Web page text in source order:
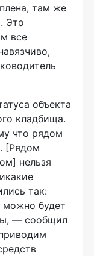
там же
Это
все
объекта
кладбища.
что рядом
[Рядом
нельзя
так:
можно будет
— сообщил